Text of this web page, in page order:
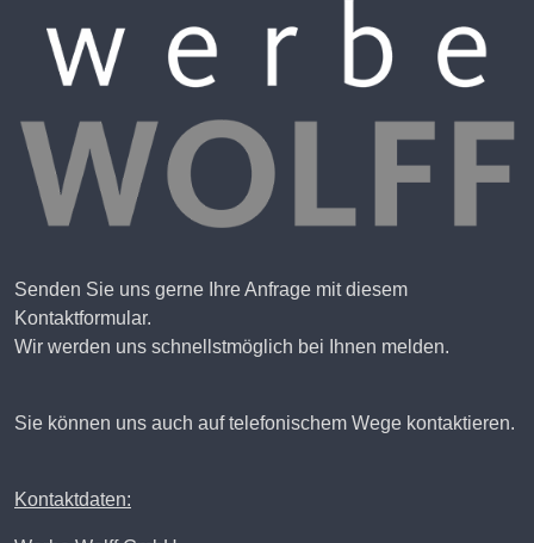
Senden Sie uns gerne Ihre Anfrage mit diesem
Kontaktformular.
Wir werden uns schnellstmöglich bei Ihnen melden.
Sie können uns auch auf telefonischem Wege kontaktieren.
Kontaktdaten: